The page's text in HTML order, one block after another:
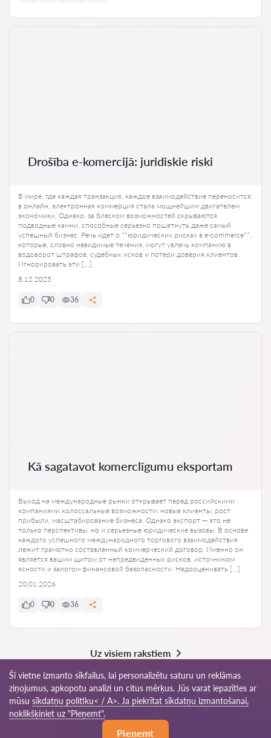
Drošība e-komercijā: juridiskie riski
В мире, где каждая транзакция, каждое взаимодействие переносится
в онлайн, электронная коммерция стала мощнейшим двигателем
экономики. Однако, за блеском возможностей скрываются
подводные камни, способные серьезно пошатнуть даже самый
успешный бизнес. Речь идет о **юридических рисках в e-commerce**,
которые, словно невидимые течения, могут увлечь компанию в
водоворот штрафов, судебных исков и потери доверия клиентов.
Игнорировать эти […]
8.12.2025
0 0 36
Kā sagatavot komerclīgumu eksportam
Выход на международные рынки открывает перед российскими
компаниями колоссальные возможности: новые клиенты, рост
прибыли, масштабирование бизнеса. Однако экспорт — это не
только перспективы, но и серьезные юридические вызовы. В основе
каждого успешного международного торгового взаимодействия
лежит грамотно составленный коммерческий договор. Именно он
является вашим щитом от непредвиденных рисков, источником
ясности и залогом финансовой безопасности. Недооценивать […]
20.01.2026
0 0 36
Uz visiem rakstiem
© 2026 Advokats-lv.com
Šī vietne izmanto sīkfailus, lai personalizētu saturu un reklāmas
ziņojumus, apkopotu analīzi un citus mērķus. Jūs varat iepazīties ar
mūsu sīkdatņu politiku< / A>. Ja piekrītat sīkdatņu izmantošanai,
noklikšķiniet uz "Pieņemt".
Pieņemt